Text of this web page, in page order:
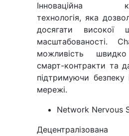
Інноваційна
технологія, яка
досягати високої
масштабованості.
можливість
смарт-контракти та
підтримуючи безпеку
мережі.
Network Nervous